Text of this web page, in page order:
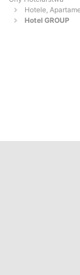
Hotele,
Hotel GROUP